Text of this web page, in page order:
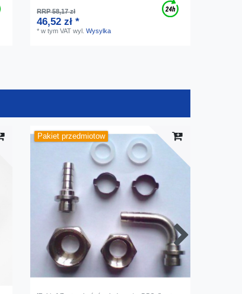
RRP 58,17 zł
46,52 zł *
*w tym VAT wyl.Wysylka
Pakiet przedmiotow